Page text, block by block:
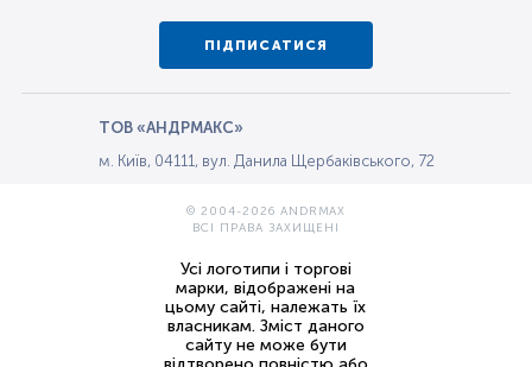
ПІДПИСАТИСЯ
ТОВ «АНДРМАКС»
м. Київ, 04111, вул. Данила Щербаківського, 72
© 2004-2026 ANDRMAX
ВСІ ПРАВА ЗАХИЩЕНІ
Усі логотипи і торгові
марки, відображені на
цьому сайті, належать їх
власникам. Зміст даного
сайту не може бути